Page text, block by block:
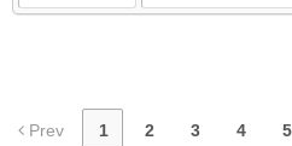
Prev 1 2 3 4 5